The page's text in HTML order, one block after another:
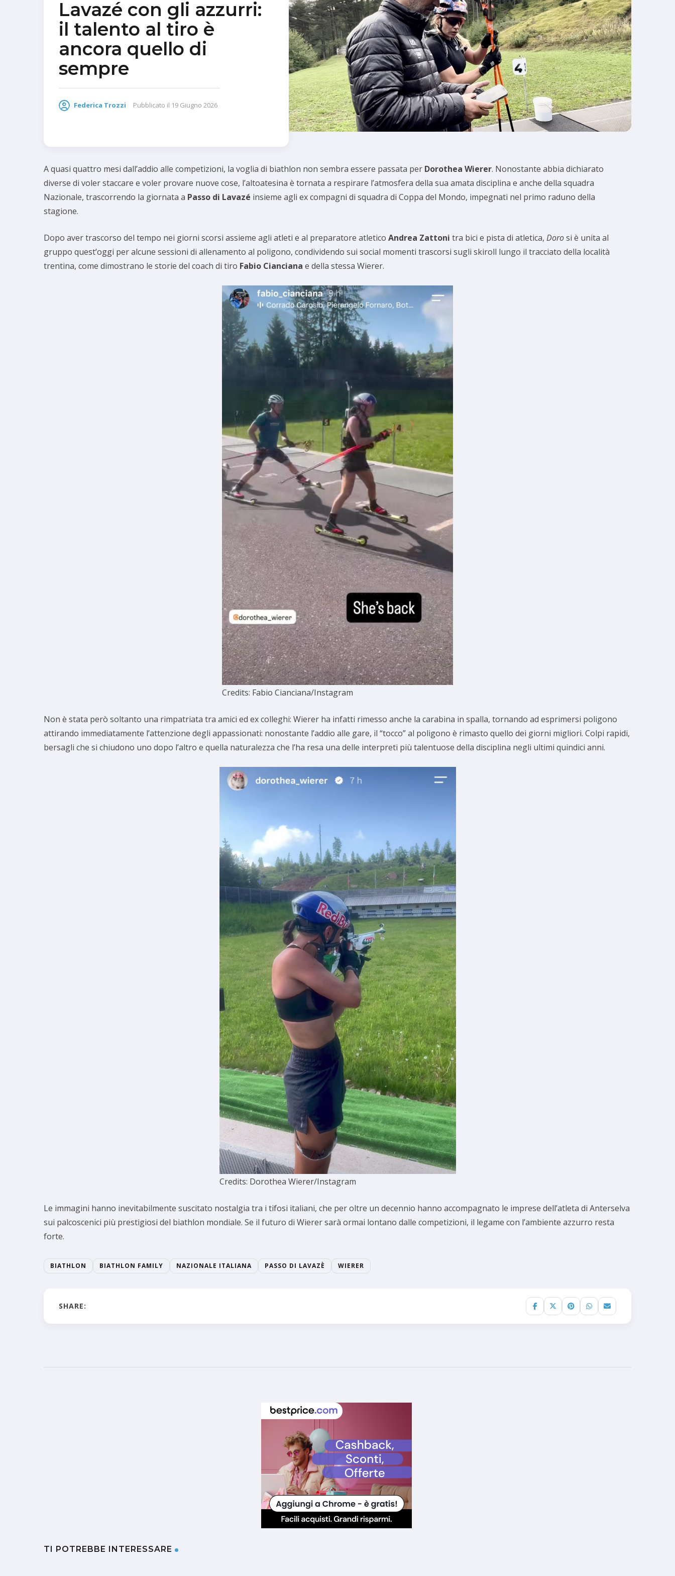
Lavazé con gli azzurri:
il talento al tiro è
ancora quello di
sempre
Federica Trozzi Pubblicato il 19 Giugno 2026
A quasi quattro mesi dall’addio alle competizioni, la voglia di biathlon non sembra essere passata per Dorothea Wierer. Nonostante abbia dichiarato
diverse di voler staccare e voler provare nuove cose, l’altoatesina è tornata a respirare l’atmosfera della sua amata disciplina e anche della squadra
Nazionale, trascorrendo la giornata a Passo di Lavazé insieme agli ex compagni di squadra di Coppa del Mondo, impegnati nel primo raduno della
stagione.
Dopo aver trascorso del tempo nei giorni scorsi assieme agli atleti e al preparatore atletico Andrea Zattoni tra bici e pista di atletica, Dorosi è unita al
gruppo quest’oggi per alcune sessioni di allenamento al poligono, condividendo sui social momenti trascorsi sugli skiroll lungo il tracciato della località
trentina, come dimostrano le storie del coach di tiro Fabio Cianciana e della stessa Wierer.
Credits: Fabio Cianciana/Instagram
Non è stata però soltanto una rimpatriata tra amici ed ex colleghi: Wierer ha infatti rimesso anche la carabina in spalla, tornando ad esprimersi poligono
attirando immediatamente l’attenzione degli appassionati: nonostante l’addio alle gare, il “tocco” al poligono è rimasto quello dei giorni migliori. Colpi rapidi,
bersagli che si chiudono uno dopo l’altro e quella naturalezza che l’ha resa una delle interpreti più talentuose della disciplina negli ultimi quindici anni.
Credits: Dorothea Wierer/Instagram
Le immagini hanno inevitabilmente suscitato nostalgia tra i tifosi italiani, che per oltre un decennio hanno accompagnato le imprese dell’atleta di Anterselva
sui palcoscenici più prestigiosi del biathlon mondiale. Se il futuro di Wierer sarà ormai lontano dalle competizioni, il legame con l’ambiente azzurro resta
forte.
BIATHLON BIATHLON FAMILY NAZIONALE ITALIANA PASSO DI LAVAZÈ WIERER
SHARE:
TI POTREBBE INTERESSARE